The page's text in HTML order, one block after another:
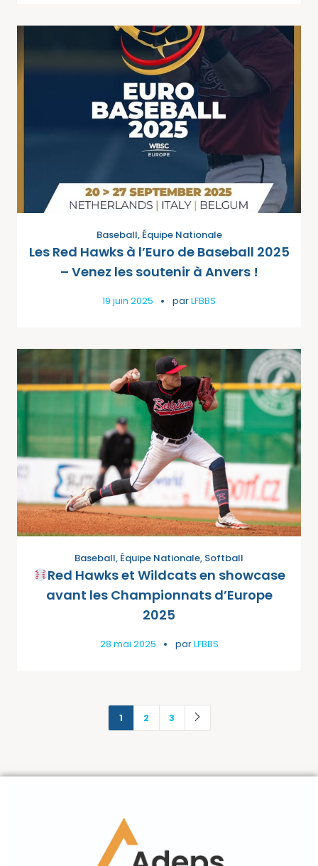
Baseball, Équipe Nationale
Les Red Hawks à l’Euro de Baseball 2025
– Venez les soutenir à Anvers !
19 juin 2025 parLFBBS
Baseball, Équipe Nationale, Softball
Red Hawks et Wildcats en showcase
avant les Championnats d’Europe
2025
28 mai 2025 parLFBBS
1 2 3